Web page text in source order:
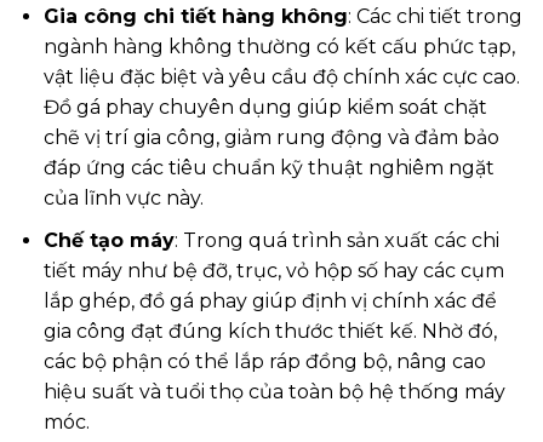
Gia công chi tiết hàng không: Các chi tiết trong
ngành hàng không thường có kết cấu phức tạp,
vật liệu đặc biệt và yêu cầu độ chính xác cực cao.
Đồ gá phay chuyên dụng giúp kiểm soát chặt
chẽ vị trí gia công, giảm rung động và đảm bảo
đáp ứng các tiêu chuẩn kỹ thuật nghiêm ngặt
của lĩnh vực này.
Chế tạo máy: Trong quá trình sản xuất các chi
tiết máy như bệ đỡ, trục, vỏ hộp số hay các cụm
lắp ghép, đồ gá phay giúp định vị chính xác để
gia công đạt đúng kích thước thiết kế. Nhờ đó,
các bộ phận có thể lắp ráp đồng bộ, nâng cao
hiệu suất và tuổi thọ của toàn bộ hệ thống máy
móc.